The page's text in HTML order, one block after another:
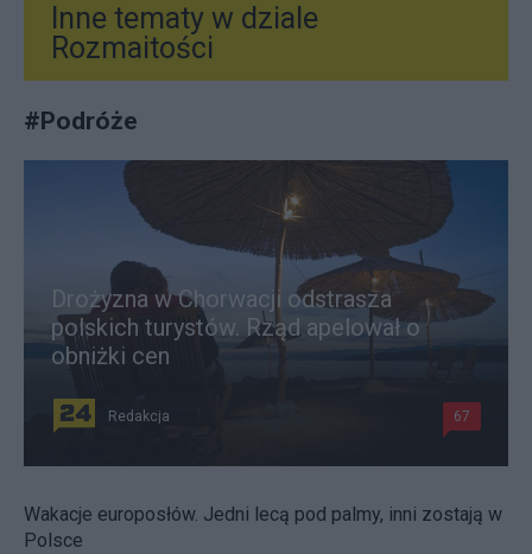
Inne tematy w dziale
Rozmaitości
#Podróże
Drożyzna w Chorwacji odstrasza
polskich turystów. Rząd apelował o
obniżki cen
Redakcja 67
Wakacje europosłów. Jedni lecą pod palmy, inni zostają w
Polsce